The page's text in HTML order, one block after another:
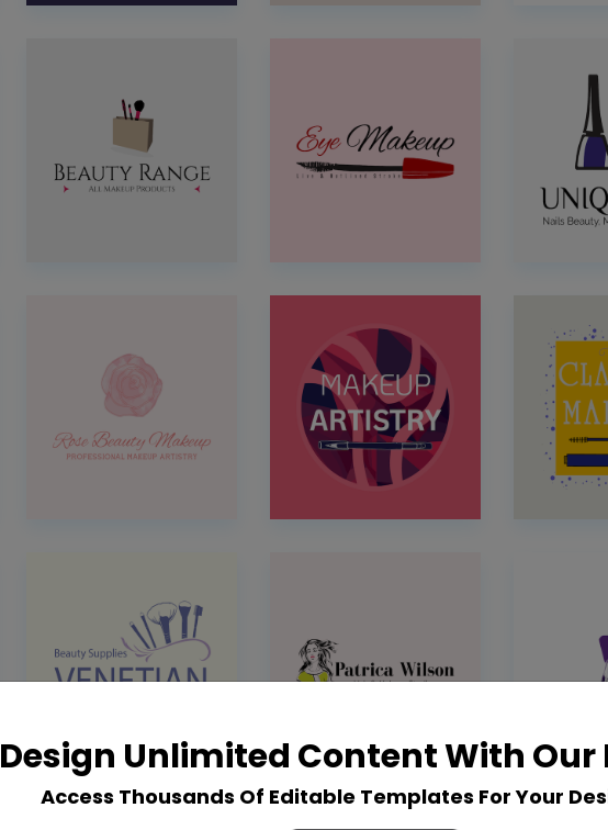
Design Unlimited Content With Our
Access Thousands Of Editable Templates For Your